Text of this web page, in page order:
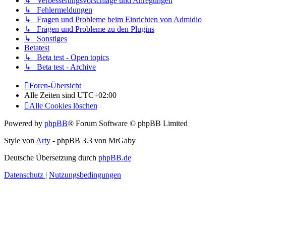
↳ Fehlermeldungen
↳ Fragen und Probleme beim Einrichten von Admidio
↳ Fragen und Probleme zu den Plugins
↳ Sonstiges
Betatest
↳ Beta test - Open topics
↳ Beta test - Archive
Foren-Übersicht
Alle Zeiten sind UTC+02:00
Alle Cookies löschen
Powered by phpBB® Forum Software © phpBB Limited
Style vonArty - phpBB 3.3 von MrGaby
Deutsche Übersetzung durch phpBB.de
Datenschutz | Nutzungsbedingungen